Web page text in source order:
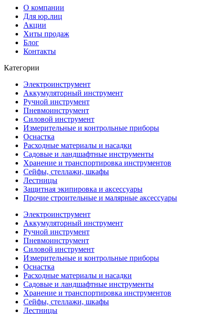
О компании
Для юр.лиц
Акции
Хиты продаж
Блог
Контакты
Категории
Электроинструмент
Аккумуляторный инструмент
Ручной инструмент
Пневмоинструмент
Силовой инструмент
Измерительные и контрольные приборы
Оснастка
Расходные материалы и насадки
Садовые и ландшафтные инструменты
Хранение и транспортировка инструментов
Сейфы, стеллажи, шкафы
Лестницы
Защитная экипировка и аксессуары
Прочие строительные и малярные аксессуары
Электроинструмент
Аккумуляторный инструмент
Ручной инструмент
Пневмоинструмент
Силовой инструмент
Измерительные и контрольные приборы
Оснастка
Расходные материалы и насадки
Садовые и ландшафтные инструменты
Хранение и транспортировка инструментов
Сейфы, стеллажи, шкафы
Лестницы